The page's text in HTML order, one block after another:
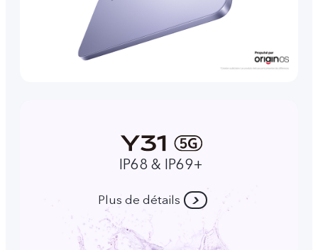
IP68 & IP69+
Plus de détails